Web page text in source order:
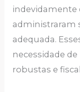
indevidamente
administraram
adequada.
necessidade
robustas e